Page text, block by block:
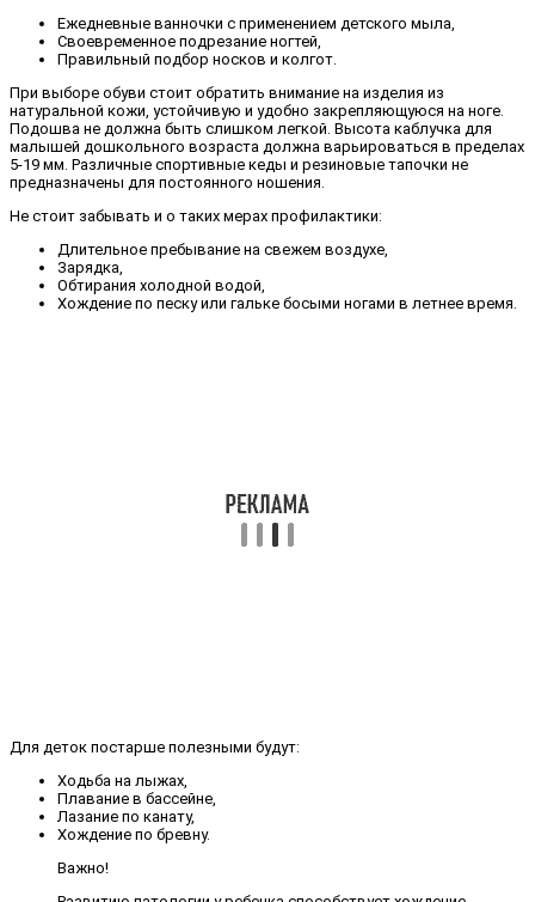
Ежедневные ванночки с применением детского мыла,
Своевременное подрезание ногтей,
Правильный подбор носков и колгот.
При выборе обуви стоит обратить внимание на изделия из
натуральной кожи, устойчивую и удобно закрепляющуюся на ноге.
Подошва не должна быть слишком легкой. Высота каблучка для
малышей дошкольного возраста должна варьироваться в пределах
5-19 мм. Различные спортивные кеды и резиновые тапочки не
предназначены для постоянного ношения.
Не стоит забывать и о таких мерах профилактики:
Длительное пребывание на свежем воздухе,
Зарядка,
Обтирания холодной водой,
Хождение по песку или гальке босыми ногами в летнее время.
Для деток постарше полезными будут:
Ходьба на лыжах,
Плавание в бассейне,
Лазание по канату,
Хождение по бревну.
Важно!